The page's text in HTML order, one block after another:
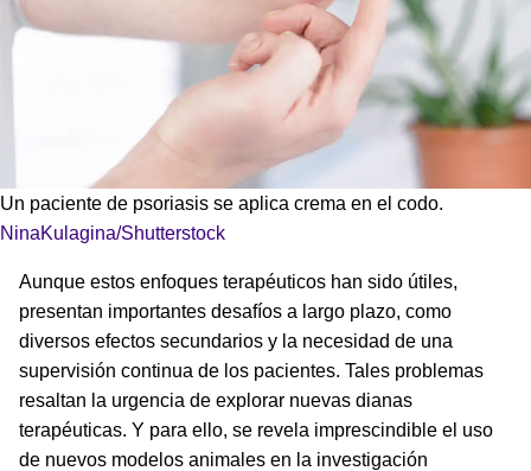
Un paciente de psoriasis se aplica crema en el codo.
NinaKulagina/Shutterstock
Aunque estos enfoques terapéuticos han sido útiles,
presentan importantes desafíos a largo plazo, como
diversos efectos secundarios y la necesidad de una
supervisión continua de los pacientes. Tales problemas
resaltan la urgencia de explorar nuevas dianas
terapéuticas. Y para ello, se revela imprescindible el uso
de nuevos modelos animales en la investigación